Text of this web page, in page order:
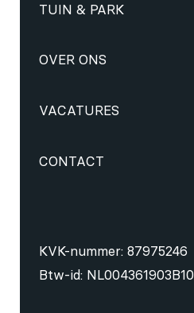
TUIN & PARK
OVER ONS
VACATURES
CONTACT
KVK-nummer: 87975246
Btw-id: NL004361903B10